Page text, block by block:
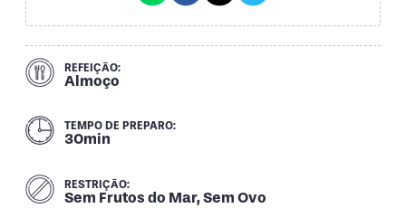
REFEIÇÃO:
Almoço
TEMPO DE PREPARO:
30min
RESTRIÇÃO:
Sem Frutos do Mar, Sem Ovo